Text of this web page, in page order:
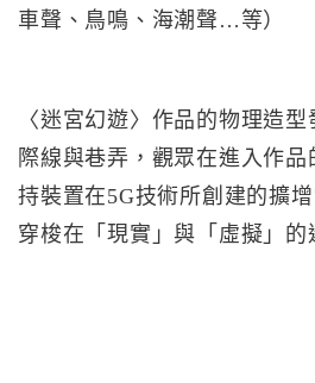
車聲、鳥鳴、海潮聲…等）
〈迷宮幻遊〉作品的物理造
際線與巷弄，觀眾在進入作
持裝置在5G技術所創建的擴
穿梭在「現實」與「虛擬」的